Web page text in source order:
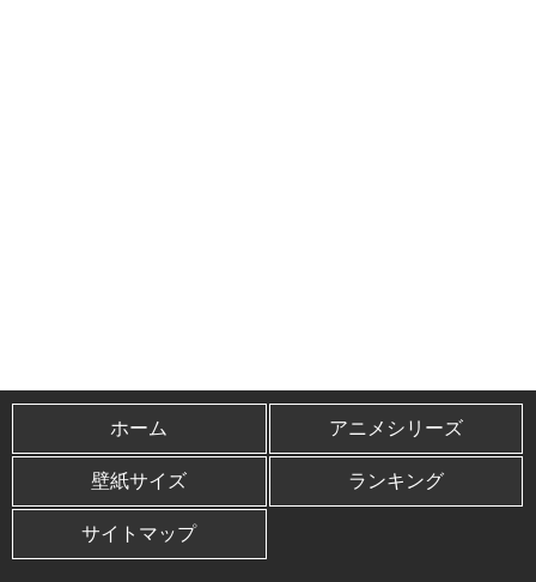
ホーム アニメシリーズ
壁紙サイズ ランキング
サイトマップ